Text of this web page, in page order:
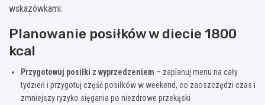
wskazówkami:
Planowanie posiłków w diecie 1800
kcal
Przygotowuj posiłki z wyprzedzeniem – zaplanuj menu na cały
tydzień i przygotuj część posiłków w weekend, co zaoszczędzi czas i
zmniejszy ryzyko sięgania po niezdrowe przekąski